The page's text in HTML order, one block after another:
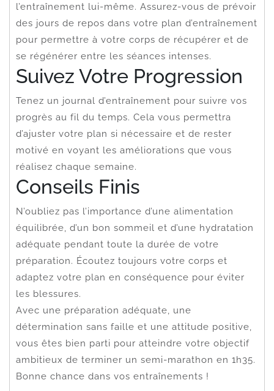
l’entraînement lui-même. Assurez-vous de prévoir
des jours de repos dans votre plan d’entraînement
pour permettre à votre corps de récupérer et de
se régénérer entre les séances intenses.
Suivez Votre Progression
Tenez un journal d’entraînement pour suivre vos
progrès au fil du temps. Cela vous permettra
d’ajuster votre plan si nécessaire et de rester
motivé en voyant les améliorations que vous
réalisez chaque semaine.
Conseils Finis
N’oubliez pas l’importance d’une alimentation
équilibrée, d’un bon sommeil et d’une hydratation
adéquate pendant toute la durée de votre
préparation. Écoutez toujours votre corps et
adaptez votre plan en conséquence pour éviter
les blessures.
Avec une préparation adéquate, une
détermination sans faille et une attitude positive,
vous êtes bien parti pour atteindre votre objectif
ambitieux de terminer un semi-marathon en 1h35.
Bonne chance dans vos entraînements !